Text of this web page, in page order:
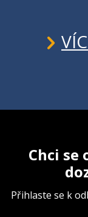
Chci
Přihlaste se k